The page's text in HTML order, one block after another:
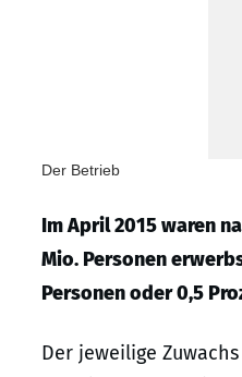
Der Betrieb
Im April 2015 waren
Mio. Personen
Personen oder 0,5
Der jeweilige